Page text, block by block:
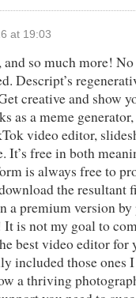
at 19:03
so much more!
Descript’s
creative and show
as a meme
video editor,
It’s free in both
is always free to
the resultant
a premium version
is not my goal to
best video editor for
included those ones
a thriving